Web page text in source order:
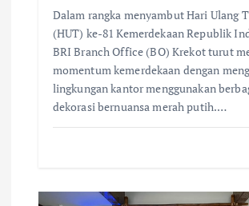
Dalam rangka menyambut Hari Ulang
(HUT) ke-81 Kemerdekaan Republik
BRI Branch Office (BO) Krekot turut
momentum kemerdekaan dengan
lingkungan kantor menggunakan
dekorasi bernuansa merah putih.…